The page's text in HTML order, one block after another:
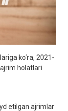
ko‘ra, 2021-
holatlari
etilgan ajrimlar